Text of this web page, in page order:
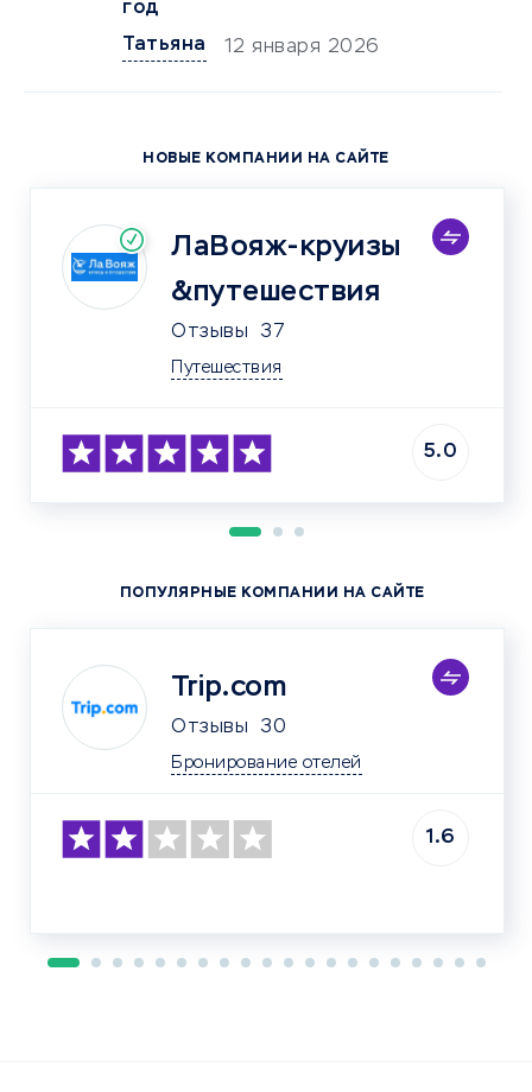
год
Татьяна
12 января 2026
НОВЫЕ КОМПАНИИ НА САЙТЕ
ЛаВояж-круизы
&путешествия
Отзывы 37
Путешествия
5.0
ПОПУЛЯРНЫЕ КОМПАНИИ НА САЙТЕ
Trip.com
Отзывы 30
Бронирование отелей
1.6